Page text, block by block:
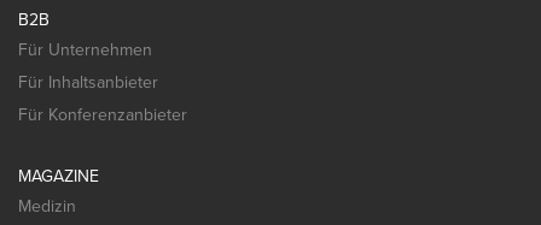
B2B
Für Unternehmen
Für Inhaltsanbieter
Für Konferenzanbieter
MAGAZINE
Medizin